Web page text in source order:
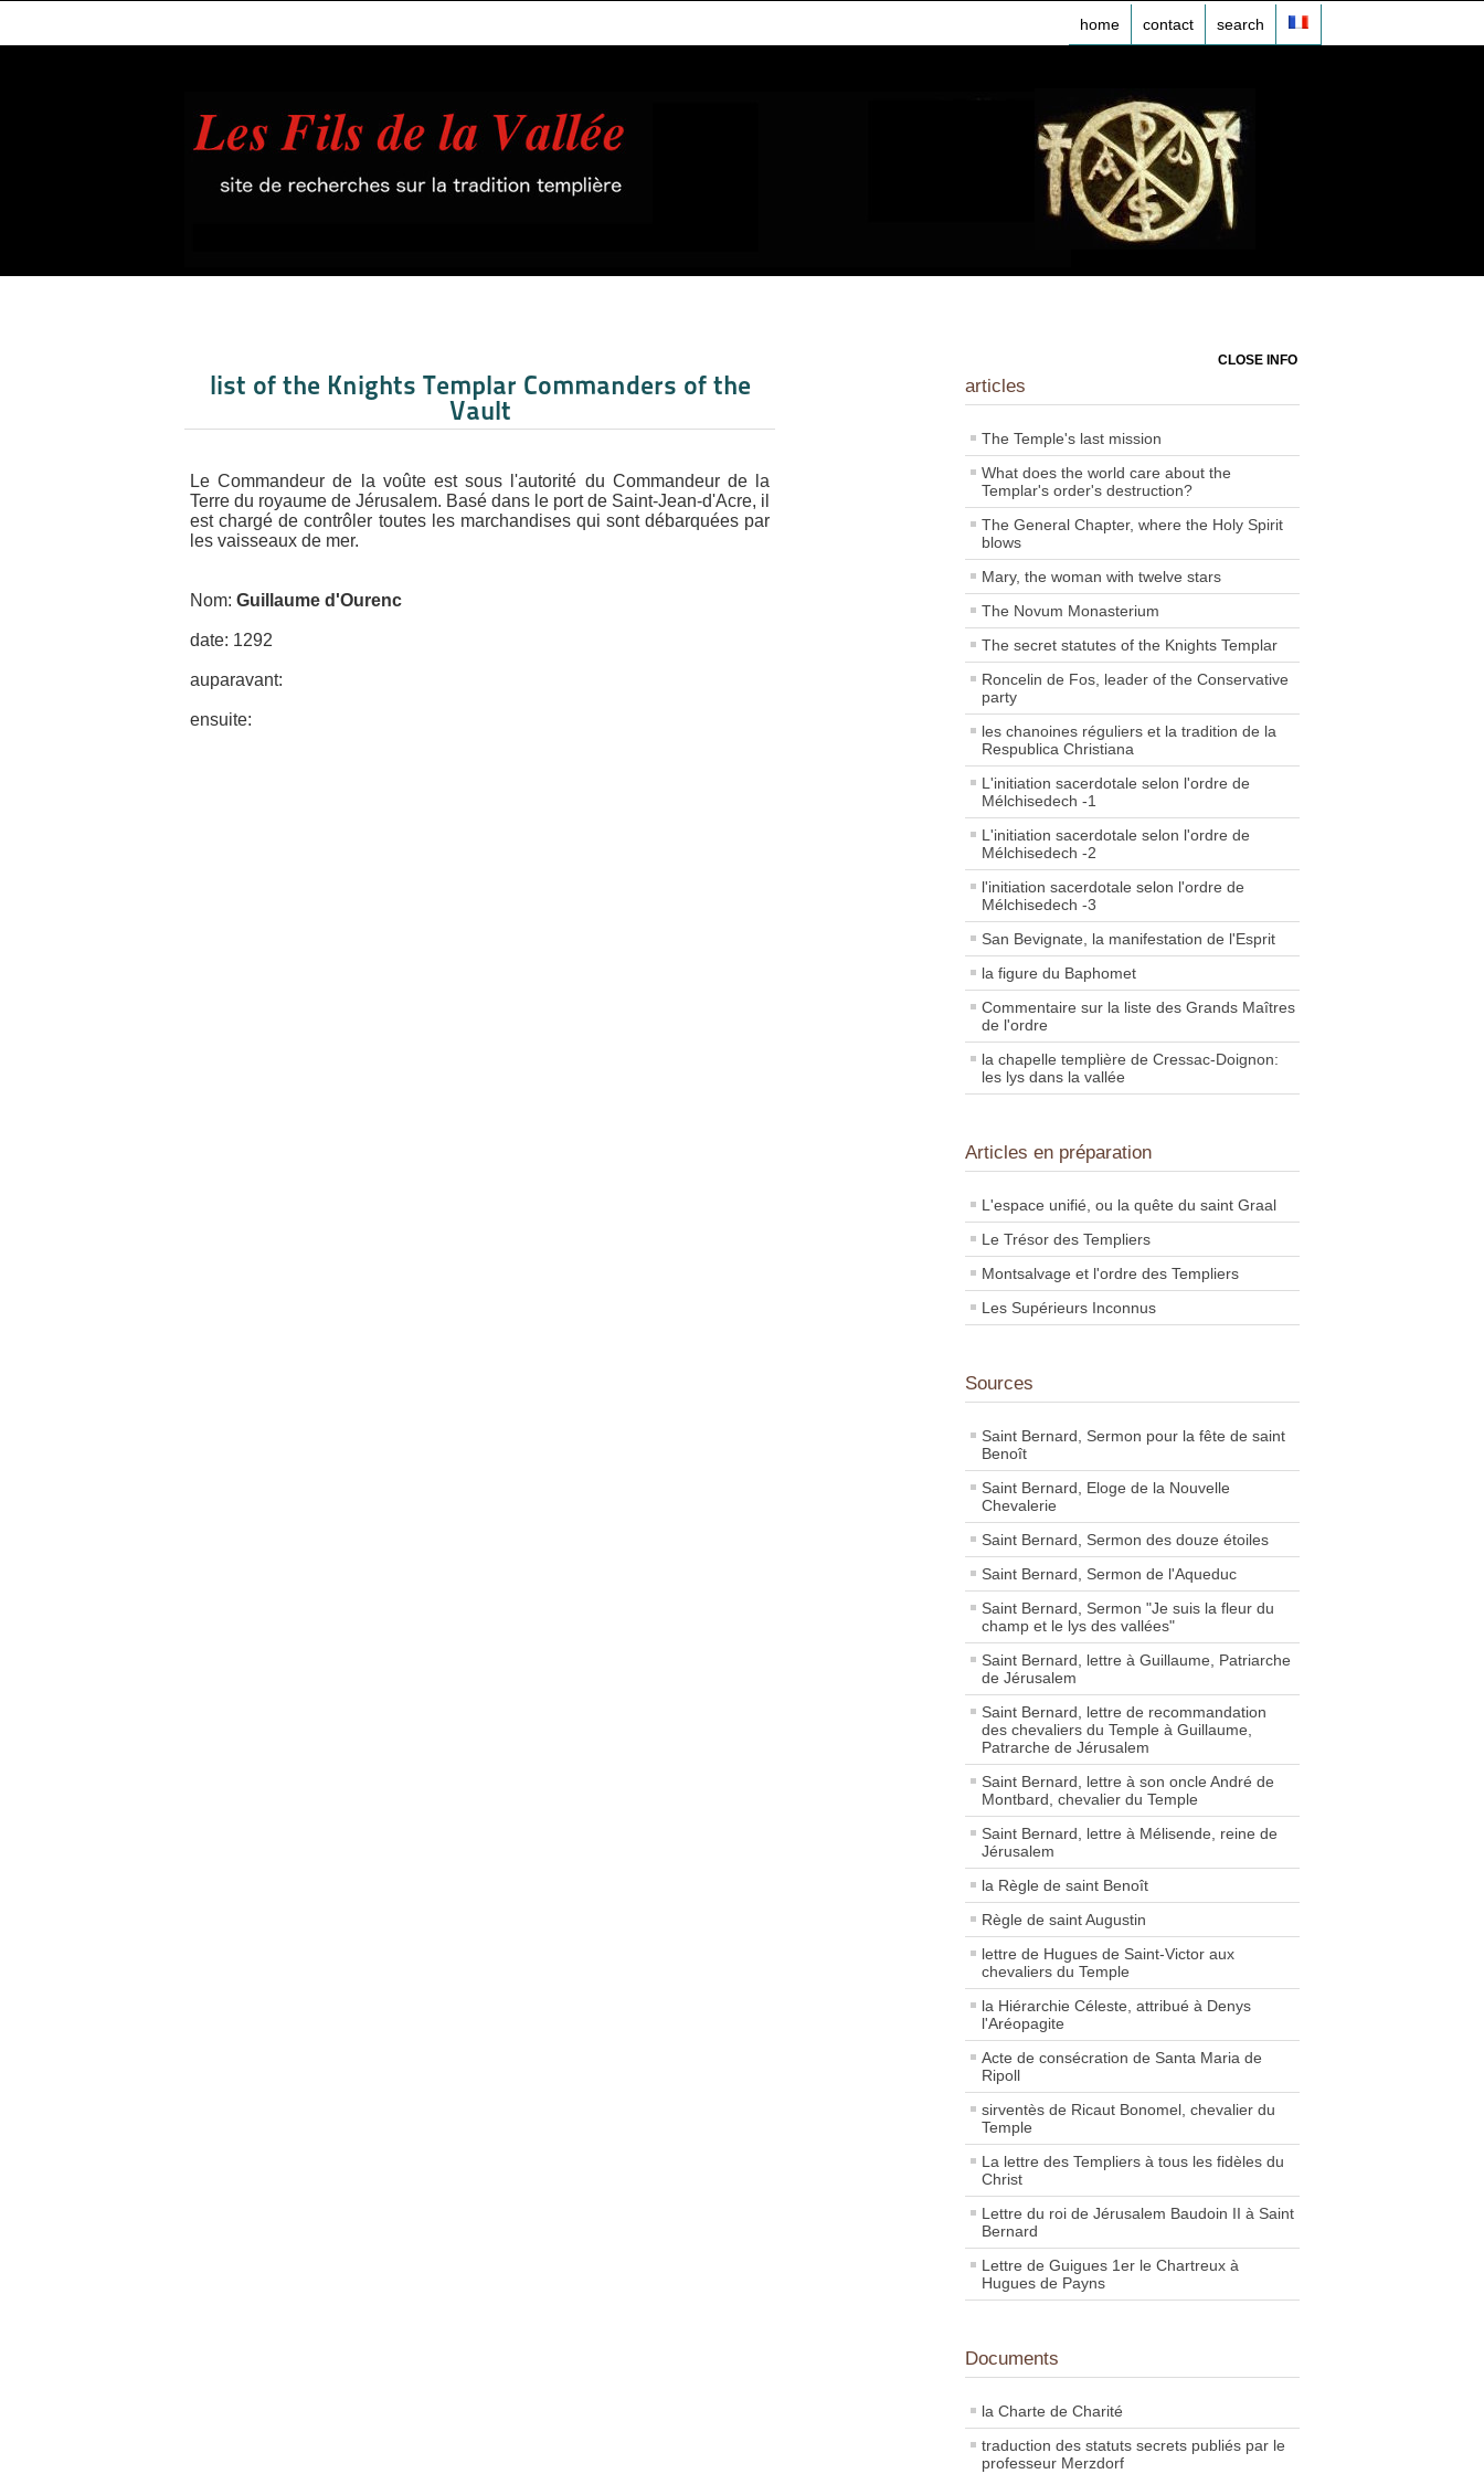
home contact search
list of the Knights Templar Commanders of the
Vault
Le Commandeur de la voûte est sous l'autorité du Commandeur de la
Terre du royaume de Jérusalem. Basé dans le port de Saint-Jean-d'Acre, il
est chargé de contrôler toutes les marchandises qui sont débarquées par
les vaisseaux de mer.
Nom: Guillaume d'Ourenc
date: 1292
auparavant:
ensuite:
CLOSE INFO
articles
The Temple's last mission
What does the world care about the
Templar's order's destruction?
The General Chapter, where the Holy Spirit
blows
Mary, the woman with twelve stars
The Novum Monasterium
The secret statutes of the Knights Templar
Roncelin de Fos, leader of the Conservative
party
les chanoines réguliers et la tradition de la
Respublica Christiana
L'initiation sacerdotale selon l'ordre de
Mélchisedech -1
L'initiation sacerdotale selon l'ordre de
Mélchisedech -2
l'initiation sacerdotale selon l'ordre de
Mélchisedech -3
San Bevignate, la manifestation de l'Esprit
la figure du Baphomet
Commentaire sur la liste des Grands Maîtres
de l'ordre
la chapelle templière de Cressac-Doignon:
les lys dans la vallée
Articles en préparation
L'espace unifié, ou la quête du saint Graal
Le Trésor des Templiers
Montsalvage et l'ordre des Templiers
Les Supérieurs Inconnus
Sources
Saint Bernard, Sermon pour la fête de saint
Benoît
Saint Bernard, Eloge de la Nouvelle
Chevalerie
Saint Bernard, Sermon des douze étoiles
Saint Bernard, Sermon de l'Aqueduc
Saint Bernard, Sermon "Je suis la fleur du
champ et le lys des vallées"
Saint Bernard, lettre à Guillaume, Patriarche
de Jérusalem
Saint Bernard, lettre de recommandation
des chevaliers du Temple à Guillaume,
Patrarche de Jérusalem
Saint Bernard, lettre à son oncle André de
Montbard, chevalier du Temple
Saint Bernard, lettre à Mélisende, reine de
Jérusalem
la Règle de saint Benoît
Règle de saint Augustin
lettre de Hugues de Saint-Victor aux
chevaliers du Temple
la Hiérarchie Céleste, attribué à Denys
l'Aréopagite
Acte de consécration de Santa Maria de
Ripoll
sirventès de Ricaut Bonomel, chevalier du
Temple
La lettre des Templiers à tous les fidèles du
Christ
Lettre du roi de Jérusalem Baudoin II à Saint
Bernard
Lettre de Guigues 1er le Chartreux à
Hugues de Payns
Documents
la Charte de Charité
traduction des statuts secrets publiés par le
professeur Merzdorf